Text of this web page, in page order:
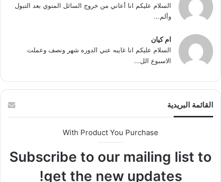
السلام عليكم انا أعاني من خروج السائل المنوي بعد التبول
وألم...
ام كيان
السلام عليكم انا غايبه عني الدوره شهر ونصف وعملت
الاسبوع الل...
القائمة البريدية
With Product You Purchase
Subscribe to our mailing list to
get the new updates!